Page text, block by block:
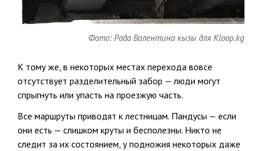
Фото: Рада Валентина кызы для Kloop.kg
К тому же, в некоторых местах перехода вовсе
отсутствует разделительный забор — люди могут
спрыгнуть или упасть на проезжую часть.
Все маршруты приводят к лестницам. Пандусы — если
они есть — слишком круты и бесполезны. Никто не
следит за их состоянием, у подножия некоторых даже